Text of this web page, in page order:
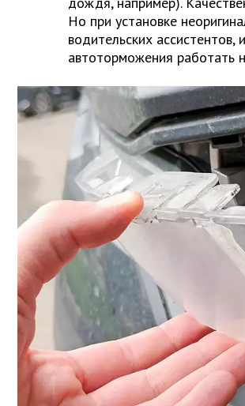
Но при установке
водительских
автоторможения работать